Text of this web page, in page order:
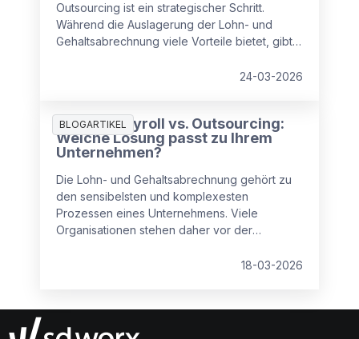
Outsourcing ist ein strategischer Schritt.
Während die Auslagerung der Lohn- und
Gehaltsabrechnung viele Vorteile bietet, gibt
24-03-2026
BLOGARTIKEL
Inhouse Payroll vs. Outsourcing:
Welche Lösung passt zu Ihrem
Unternehmen?
Die Lohn- und Gehaltsabrechnung gehört zu
den sensibelsten und komplexesten
Prozessen eines Unternehmens. Viele
Organisationen stehen daher vor der
an einen externen Dienstleister auslagern?
18-03-2026